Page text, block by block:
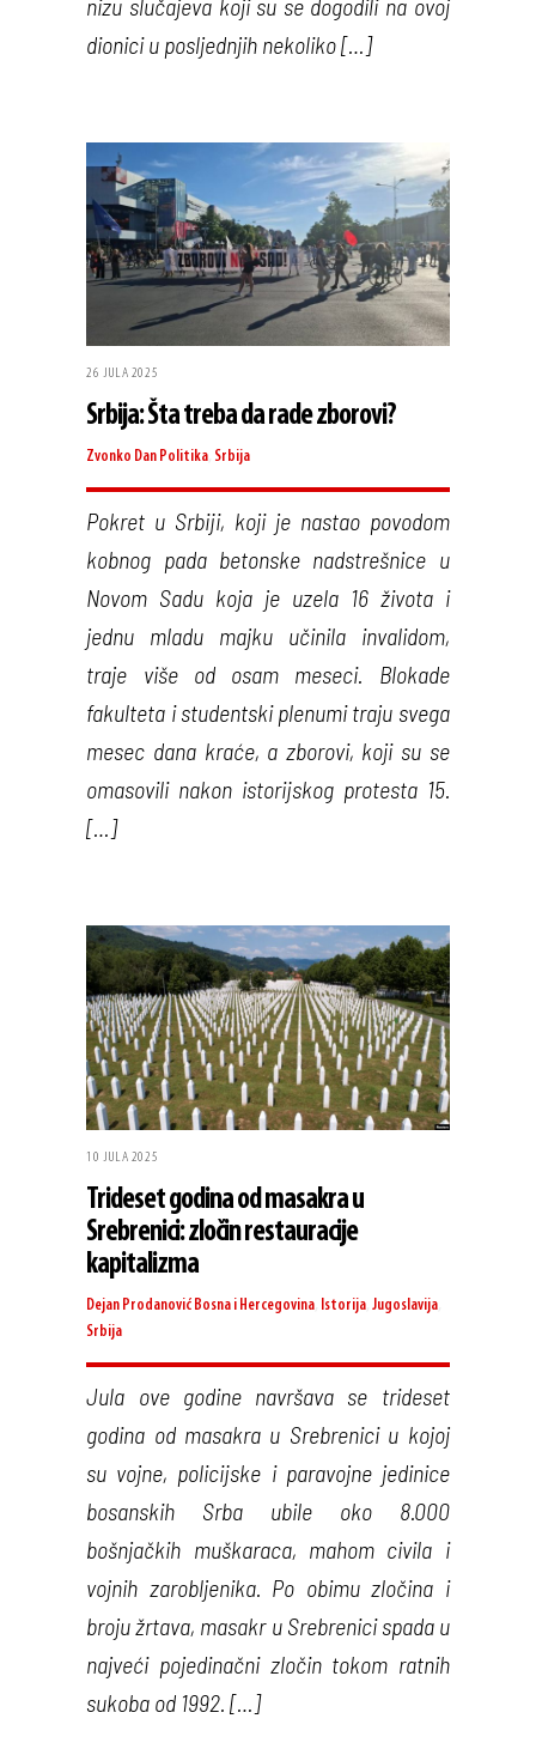
dionici u posljednjih nekoliko […]
26 JULA 2025
Srbija: Šta treba da rade zborovi?
Zvonko Dan Politika Srbija
Pokret u Srbiji, koji je nastao povodom
kobnog pada betonske nadstrešnice u
Novom Sadu koja je uzela 16 života i
jednu mladu majku učinila invalidom,
traje više od osam meseci. Blokade
fakulteta i studentski plenumi traju svega
mesec dana kraće, a zborovi, koji su se
omasovili nakon istorijskog protesta 15.
[…]
10 JULA 2025
Trideset godina od masakra u
Srebrenici: zločin restauracije
kapitalizma
Dejan Prodanović Bosna i Hercegovina Istorija ,Jugoslavija
Srbija
Jula ove godine navršava se trideset
godina od masakra u Srebrenici u kojoj
su vojne, policijske i paravojne jedinice
bosanskih Srba ubile oko 8.000
bošnjačkih muškaraca, mahom civila i
vojnih zarobljenika. Po obimu zločina i
broju žrtava, masakr u Srebrenici spada u
najveći pojedinačni zločin tokom ratnih
sukoba od 1992. […]